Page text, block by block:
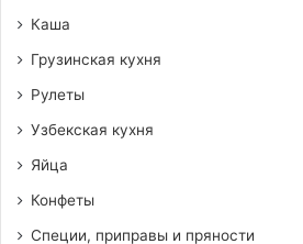
Каша
Грузинская кухня
Рулеты
Узбекская кухня
Яйца
Конфеты
Специи, приправы и пряности